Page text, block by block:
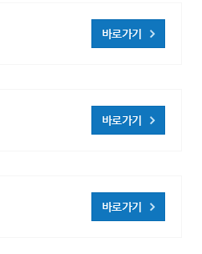
바로가기
바로가기
바로가기